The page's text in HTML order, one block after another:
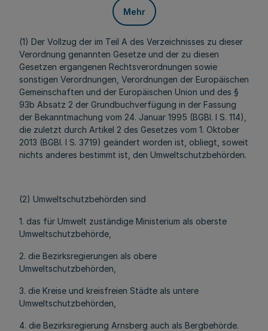
Mehr
(1) Der Vollzug der im Teil A des Verzeichnisses zu dieser
Verordnung genannten Gesetze und der zu diesen
Gesetzen ergangenen Rechtsverordnungen sowie
sonstigen Verordnungen, Verordnungen der Europäischen
Gemeinschaften und der Europäischen Union und des §
93b Absatz 2 der Grundbuchverfügung in der Fassung
der Bekanntmachung vom 24. Januar 1995 (BGBl. I S. 114),
die zuletzt durch Artikel 2 des Gesetzes vom 1. Oktober
2013 (BGBl. I S. 3719) geändert worden ist, obliegt, soweit
nichts anderes bestimmt ist, den Umweltschutzbehörden.
(2) Umweltschutzbehörden sind
1. das für Umwelt zuständige Ministerium als oberste
Umweltschutzbehörde,
2. die Bezirksregierungen als obere
Umweltschutzbehörden,
3. die Kreise und kreisfreien Städte als untere
Umweltschutzbehörden,
4. die Bezirksregierung Arnsberg auch als Bergbehörde.